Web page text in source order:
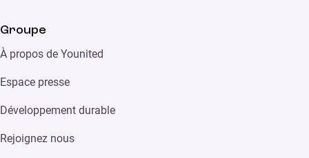
Groupe
À propos de Younited
Espace presse
Développement durable
Rejoignez nous